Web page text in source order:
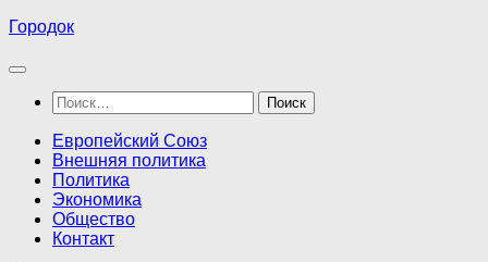
Перейти
содержимому
Городок
Найти:
Европейский Союз
Внешняя политика
Политика
Экономика
Общество
Контакт